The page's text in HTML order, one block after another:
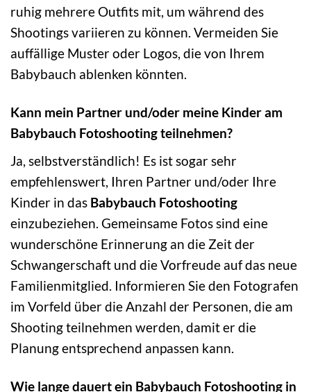
ruhig mehrere Outfits mit, um während des
Shootings variieren zu können. Vermeiden Sie
auffällige Muster oder Logos, die von Ihrem
Babybauch ablenken könnten.
Kann mein Partner und/oder meine Kinder am
Babybauch Fotoshooting teilnehmen?
Ja, selbstverständlich! Es ist sogar sehr
empfehlenswert, Ihren Partner und/oder Ihre
Kinder in das Babybauch Fotoshooting
einzubeziehen. Gemeinsame Fotos sind eine
wunderschöne Erinnerung an die Zeit der
Schwangerschaft und die Vorfreude auf das neue
Familienmitglied. Informieren Sie den Fotografen
im Vorfeld über die Anzahl der Personen, die am
Shooting teilnehmen werden, damit er die
Planung entsprechend anpassen kann.
Wie lange dauert ein Babybauch Fotoshooting in